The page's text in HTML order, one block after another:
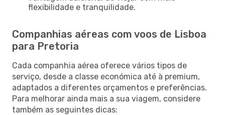
flexibilidade e tranquilidade.
Companhias aéreas com voos de Lisboa
para Pretoria
Cada companhia aérea oferece vários tipos de
serviço, desde a classe económica até à premium,
adaptados a diferentes orçamentos e preferências.
Para melhorar ainda mais a sua viagem, considere
também as seguintes dicas: